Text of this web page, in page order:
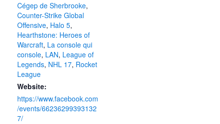
Cégep de Sherbrooke,
Counter-Strike Global
Offensive, Halo 5,
Hearthstone: Heroes of
Warcraft, La console qui
console, LAN, League of
Legends, NHL 17, Rocket
League
Website:
https://www.facebook.com
/events/66236299393132
7/